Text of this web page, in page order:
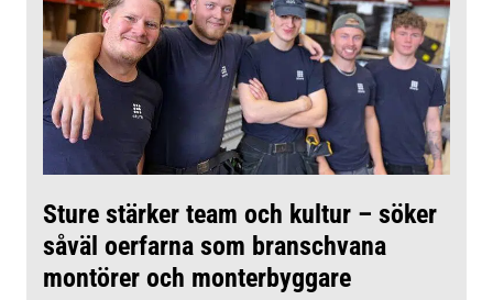
Sture stärker team och kultur – söker
såväl oerfarna som branschvana
montörer och monterbyggare